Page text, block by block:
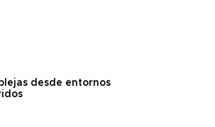
desde entornos